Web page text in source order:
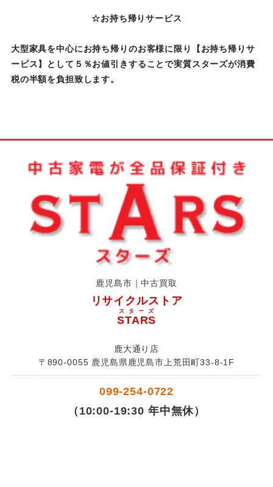
☆お持ち帰りサービス
大型家具を中心にお持ち帰りのお客様に限り【お持ち帰りサ
ービス】として５％お値引きすることで実質スターズが消費
税の半額を負担致します。
鹿児島市｜中古買取
リサイクルストア
STARS
スターズ
鹿大通り店
〒890-0055 鹿児島県鹿児島市上荒田町33-8-1F
099-254-0722
（10:00-19:30 年中無休）